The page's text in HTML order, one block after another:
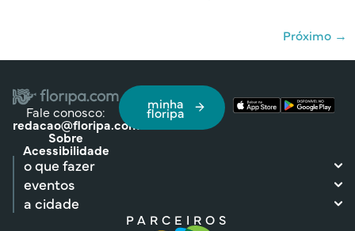
Próximo →
Fale conosco:
redacao@floripa.com
Sobre
Acessibilidade
minha
floripa
o que fazer
eventos
a cidade
PARCEIROS